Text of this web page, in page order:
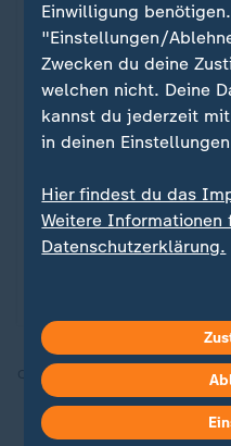
Russland greift die Ukraine an
Seit Februar 2022
Angriffskrieg gegen die
Quelle:
Einwilligung
"Einstellungen/
Zwecken du deine
welchen nicht. Deine
kannst du jederzeit
in deinen
Hier findest du das
Weitere Informationen
Datenschutzerklärung.